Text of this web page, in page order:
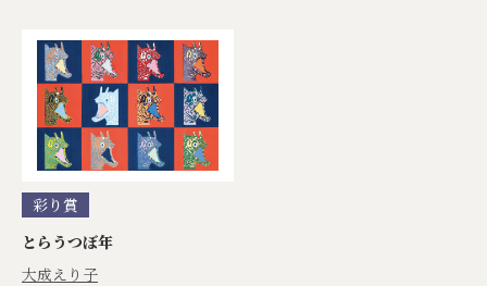
彩り賞
とらうつぼ年
大成えり子